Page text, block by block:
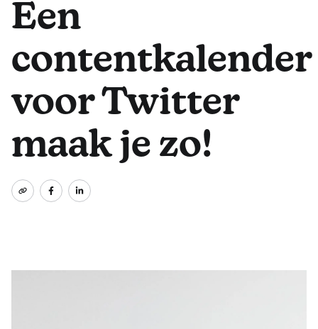
Een
contentkalender
voor Twitter
maak je zo!